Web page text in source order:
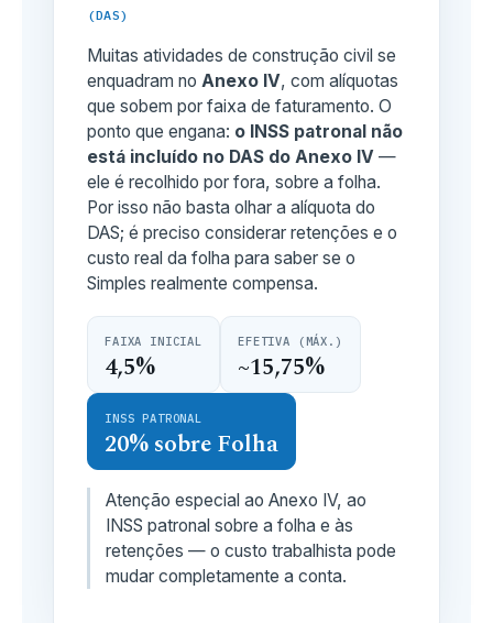
(DAS)
Muitas atividades de construção civil se
enquadram no Anexo IV, com alíquotas
que sobem por faixa de faturamento. O
ponto que engana: o INSS patronal não
está incluído no DAS do Anexo IV —
ele é recolhido por fora, sobre a folha.
Por isso não basta olhar a alíquota do
DAS; é preciso considerar retenções e o
custo real da folha para saber se o
Simples realmente compensa.
FAIXA INICIAL
4,5%
EFETIVA (MÁX.)
~15,75%
INSS PATRONAL
20% sobre Folha
Atenção especial ao Anexo IV, ao
INSS patronal sobre a folha e às
retenções — o custo trabalhista pode
mudar completamente a conta.